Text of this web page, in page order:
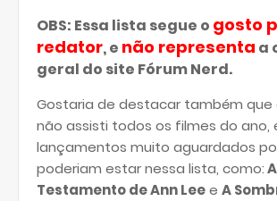
OBS: Essa lista segue o gosto
redator, e não representa a
geral do site Fórum Nerd.
Gostaria de destacar também
não assisti todos os filmes do ano,
lançamentos muito aguardados
poderiam estar nessa lista, como:
Testamento de Ann Leee A